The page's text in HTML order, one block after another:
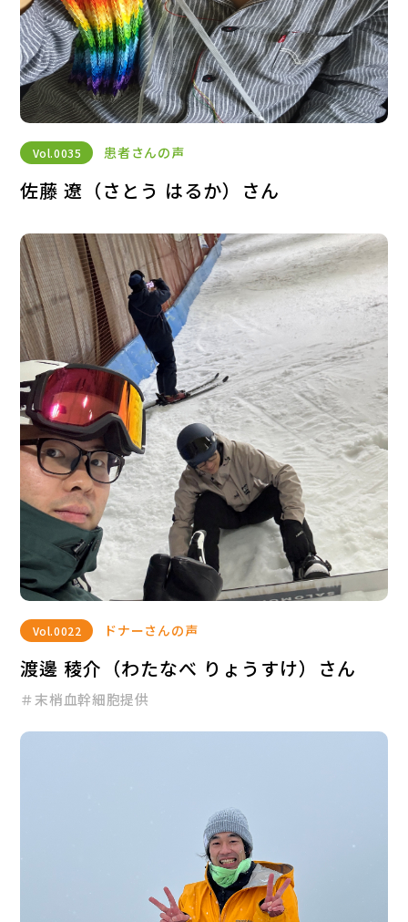
Vol.0035 患者さんの声
佐藤 遼（さとう はるか）さん
Vol.0022 ドナーさんの声
渡邊 稜介（わたなべ りょうすけ）さん
＃末梢血幹細胞提供